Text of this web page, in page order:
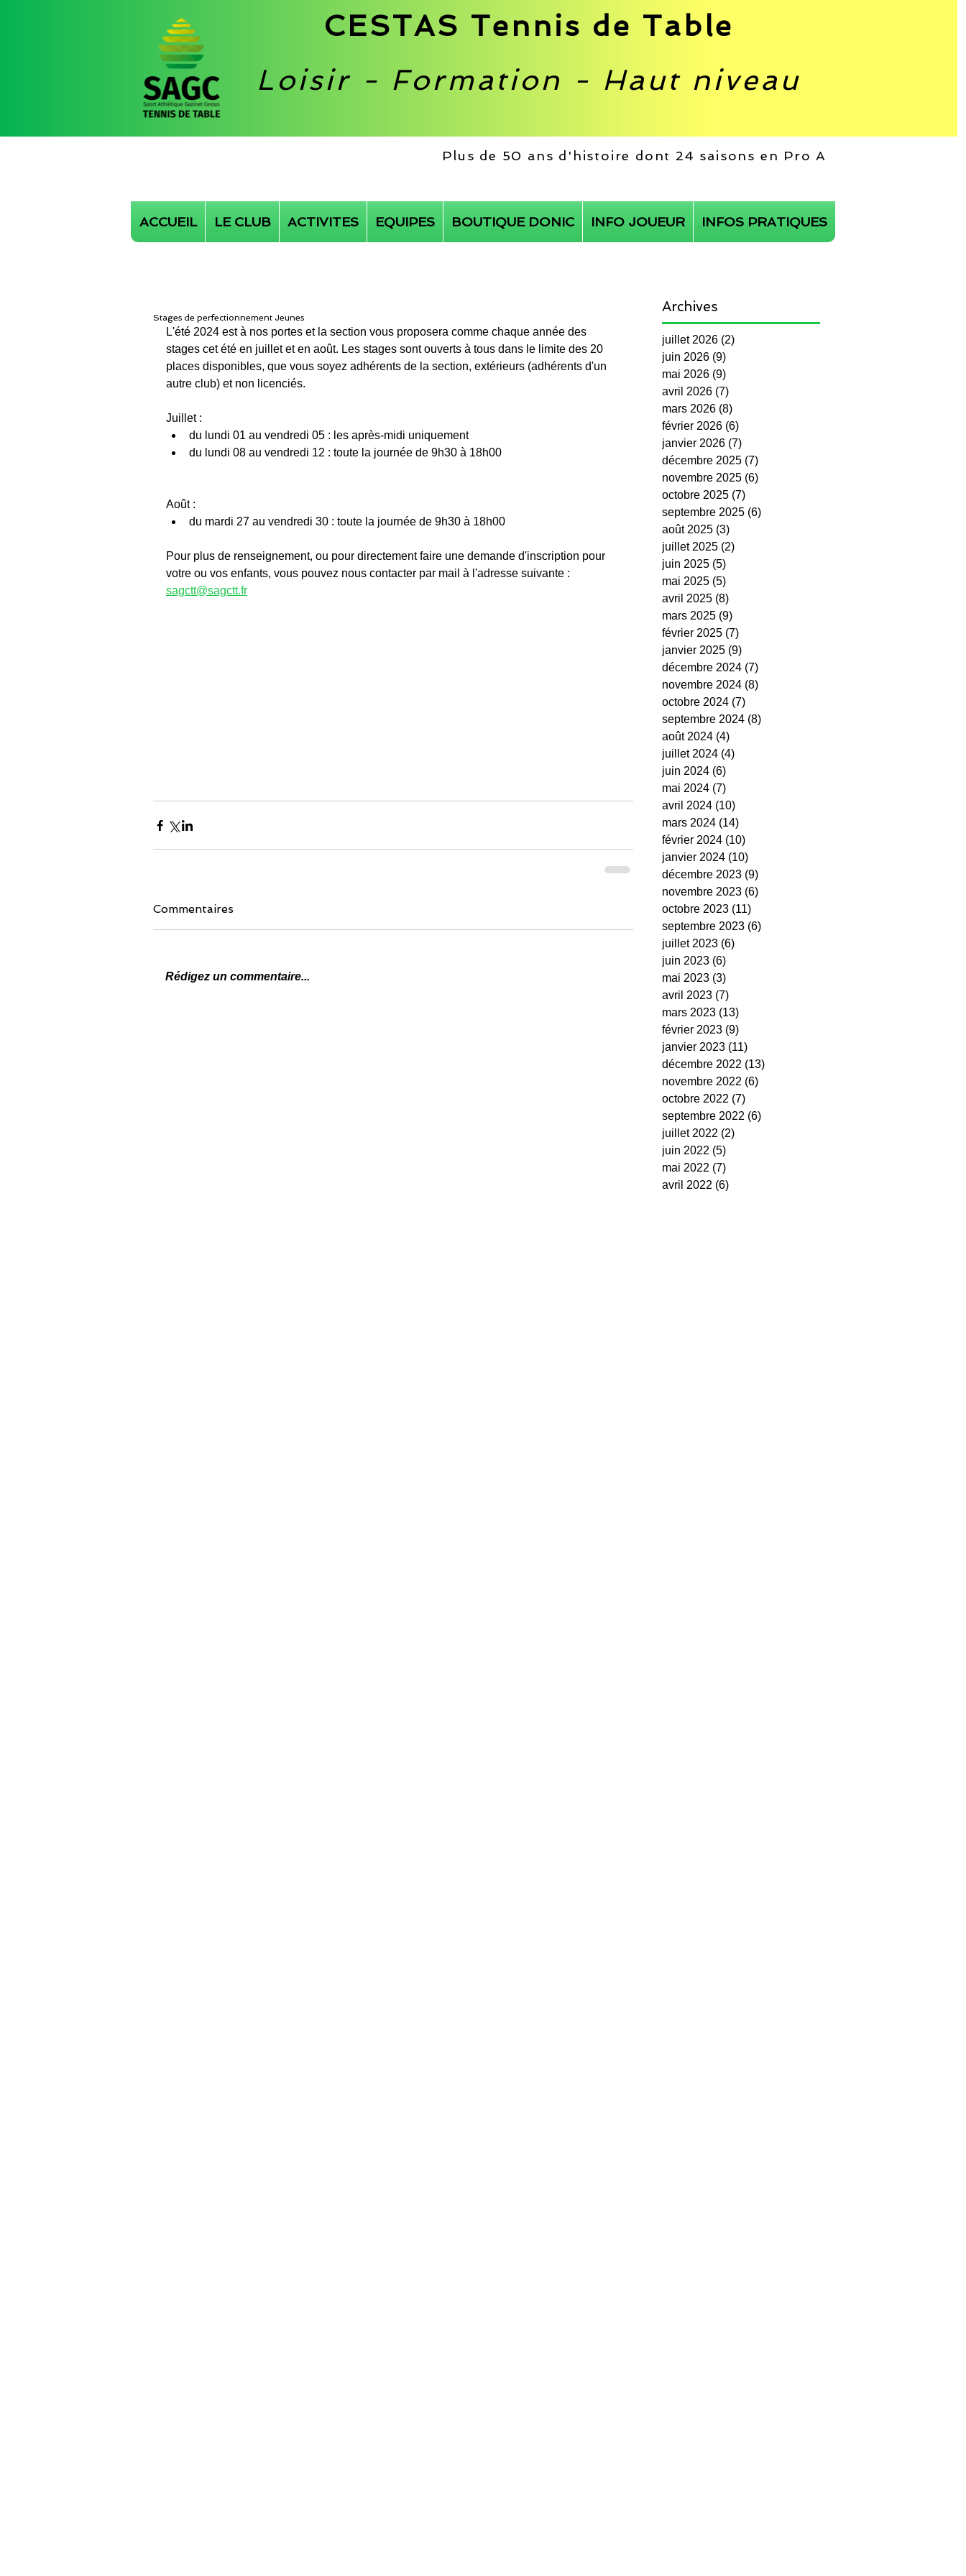
CESTAS Tennis de Table
Loisir - Formation - Haut niveau
Plus de 50 ans d'histoire dont 24 saisons en Pro A
ACCUEIL LE CLUB ACTIVITES EQUIPES BOUTIQUE DONIC INFO JOUEUR INFOS PRATIQUES
Stages de perfectionnement Jeunes
L'été 2024 est à nos portes et la section vous proposera comme chaque année des
stages cet été en juillet et en août. Les stages sont ouverts à tous dans le limite des 20
places disponibles, que vous soyez adhérents de la section, extérieurs (adhérents d'un
autre club) et non licenciés.
Juillet :
du lundi 01 au vendredi 05 : les après-midi uniquement
du lundi 08 au vendredi 12 : toute la journée de 9h30 à 18h00
Août :
du mardi 27 au vendredi 30 : toute la journée de 9h30 à 18h00
Pour plus de renseignement, ou pour directement faire une demande d'inscription pour
votre ou vos enfants, vous pouvez nous contacter par mail à l'adresse suivante :
sagctt@sagctt.fr
Commentaires
Rédigez un commentaire...
Archives
cestas fit ping tonic
video
juillet 2026 (2)
juin 2026 (9)
mai 2026 (9)
avril 2026 (7)
mars 2026 (8)
février 2026 (6)
janvier 2026 (7)
décembre 2025 (7)
novembre 2025 (6)
octobre 2025 (7)
septembre 2025 (6)
août 2025 (3)
juillet 2025 (2)
juin 2025 (5)
mai 2025 (5)
avril 2025 (8)
mars 2025 (9)
février 2025 (7)
janvier 2025 (9)
décembre 2024 (7)
novembre 2024 (8)
octobre 2024 (7)
septembre 2024 (8)
août 2024 (4)
juillet 2024 (4)
juin 2024 (6)
mai 2024 (7)
avril 2024 (10)
mars 2024 (14)
février 2024 (10)
janvier 2024 (10)
décembre 2023 (9)
novembre 2023 (6)
octobre 2023 (11)
septembre 2023 (6)
juillet 2023 (6)
juin 2023 (6)
mai 2023 (3)
avril 2023 (7)
mars 2023 (13)
février 2023 (9)
janvier 2023 (11)
décembre 2022 (13)
novembre 2022 (6)
octobre 2022 (7)
septembre 2022 (6)
juillet 2022 (2)
juin 2022 (5)
mai 2022 (7)
avril 2022 (6)